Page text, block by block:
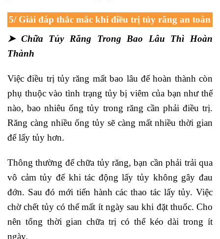
5/ Giải đáp thắc mắc khi điều trị tủy răng an toàn
➤ Chữa Tủy Răng Trong Bao Lâu Thì Hoàn
Thành
Việc điều trị tủy răng mất bao lâu để hoàn thành còn
phụ thuộc vào tình trạng tủy bị viêm của bạn như thế
nào, bao nhiêu ống tủy trong răng cần phải điều trị.
Răng càng nhiều ống tủy sẽ càng mất nhiều thời gian
để lấy tủy hơn.
Thông thường để chữa tủy răng, bạn cần phải trải qua
vô cảm tủy để khi tác động lấy tủy không gây đau
đớn. Sau đó mới tiến hành các thao tác lấy tủy. Việc
chờ chết tủy có thể mất ít ngày sau khi đặt thuốc. Cho
nên tổng thời gian chữa trị có thể kéo dài trong ít
ngày.